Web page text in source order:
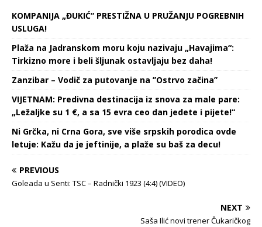
savladala…
KOMPANIJA „ĐUKIĆ“ PRESTIŽNA U PRUŽANJU POGREBNIH
USLUGA!
Plaža na Jadranskom moru koju nazivaju „Havajima“:
Tirkizno more i beli šljunak ostavljaju bez daha!
Zanzibar – Vodič za putovanje na ’’Ostrvo začina’’
VIJETNAM: Predivna destinacija iz snova za male pare:
„Ležaljke su 1 €, a sa 15 evra ceo dan jedete i pijete!“
Ni Grčka, ni Crna Gora, sve više srpskih porodica ovde
letuje: Kažu da je jeftinije, a plaže su baš za decu!
PREVIOUS
Goleada u Senti: TSC – Radnički 1923 (4:4) (VIDEO)
NEXT
Saša Ilić novi trener Čukaričkog